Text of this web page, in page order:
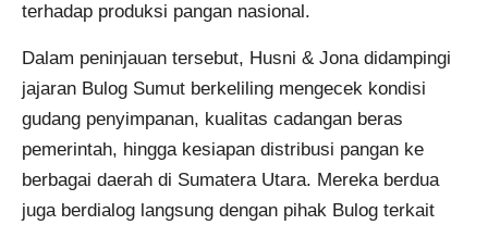
terhadap produksi pangan nasional.
Dalam peninjauan tersebut, Husni & Jona didampingi
jajaran Bulog Sumut berkeliling mengecek kondisi
gudang penyimpanan, kualitas cadangan beras
pemerintah, hingga kesiapan distribusi pangan ke
berbagai daerah di Sumatera Utara. Mereka berdua
juga berdialog langsung dengan pihak Bulog terkait